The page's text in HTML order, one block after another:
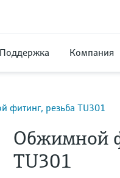
Поддержка Компания
фитинг, резьба TU301
Обжимной
TU301